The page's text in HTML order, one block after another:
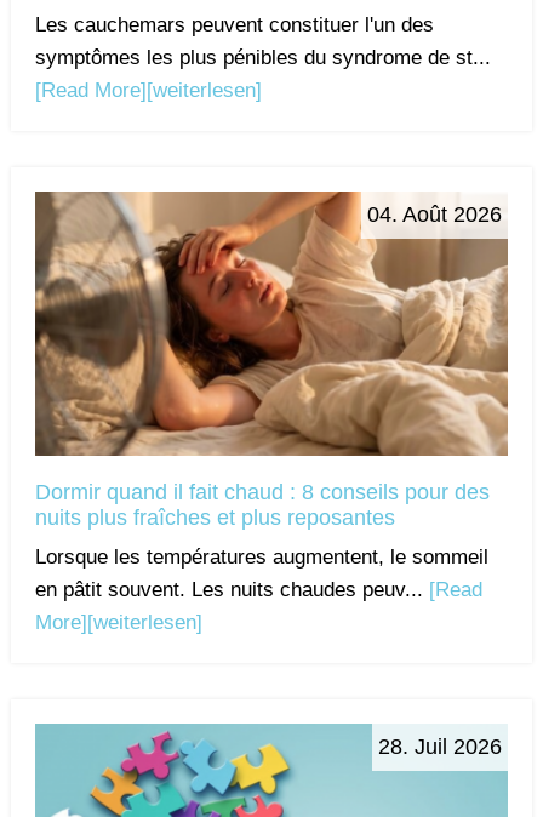
Les cauchemars peuvent constituer l'un des
symptômes les plus pénibles du syndrome de st...
[Read More] [weiterlesen]
04. Août 2026
Dormir quand il fait chaud : 8 conseils pour des
nuits plus fraîches et plus reposantes
Lorsque les températures augmentent, le sommeil
en pâtit souvent. Les nuits chaudes peuv... [Read
More] [weiterlesen]
28. Juil 2026